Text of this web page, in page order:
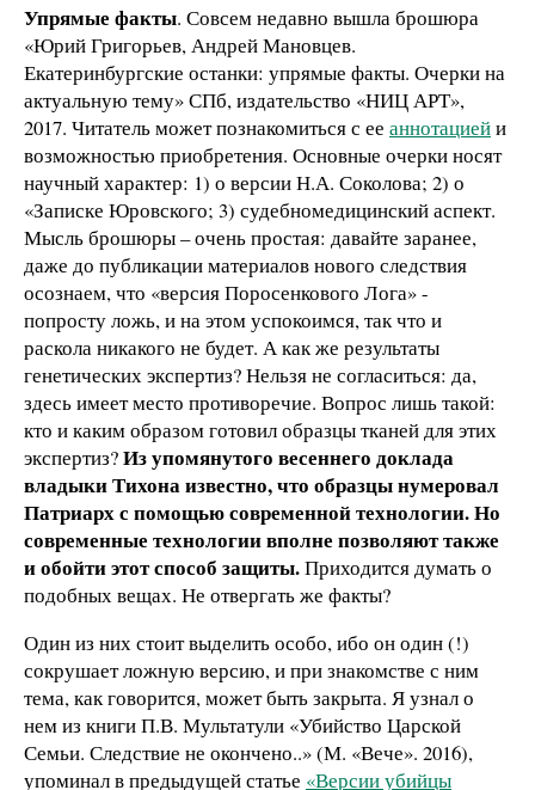
Упрямые факты. Совсем недавно вышла брошюра
«Юрий Григорьев, Андрей Мановцев.
Екатеринбургские останки: упрямые факты. Очерки на
актуальную тему» СПб, издательство «НИЦ АРТ»,
2017. Читатель может познакомиться с ее аннотациейи
возможностью приобретения. Основные очерки носят
научный характер: 1) о версии Н.А. Соколова; 2) о
«Записке Юровского; 3) судебномедицинский аспект.
Мысль брошюры – очень простая: давайте заранее,
даже до публикации материалов нового следствия
осознаем, что «версия Поросенкового Лога» -
попросту ложь, и на этом успокоимся, так что и
раскола никакого не будет. А как же результаты
генетических экспертиз? Нельзя не согласиться: да,
здесь имеет место противоречие. Вопрос лишь такой:
кто и каким образом готовил образцы тканей для этих
экспертиз?Из упомянутого весеннего доклада
владыки Тихона известно, что образцы нумеровал
Патриарх с помощью современной технологии. Но
современные технологии вполне позволяют также
и обойти этот способ защиты.Приходится думать о
подобных вещах. Не отвергать же факты?
Один из них стоит выделить особо, ибо он один (!)
сокрушает ложную версию, и при знакомстве с ним
тема, как говорится, может быть закрыта. Я узнал о
нем из книги П.В. Мультатули «Убийство Царской
Семьи. Следствие не окончено..» (М. «Вече». 2016),
упоминал в предыдущей статье «Версии убийцы